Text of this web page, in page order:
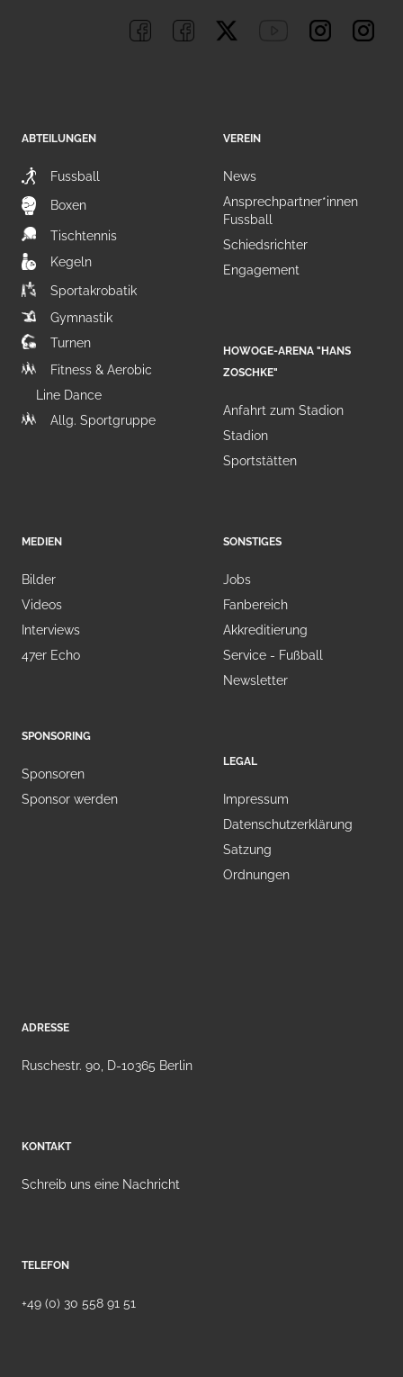
ABTEILUNGEN
Fussball
Boxen
Tischtennis
Kegeln
Sportakrobatik
Gymnastik
Turnen
Fitness & Aerobic
Line Dance
Allg. Sportgruppe
VEREIN
News
Ansprechpartner*innen
Fussball
Schiedsrichter
Engagement
HOWOGE-ARENA "HANS
ZOSCHKE"
Anfahrt zum Stadion
Stadion
Sportstätten
MEDIEN
Bilder
Videos
Interviews
47er Echo
SPONSORING
Sponsoren
Sponsor werden
SONSTIGES
Jobs
Fanbereich
Akkreditierung
Service - Fußball
Newsletter
LEGAL
Impressum
Datenschutzerklärung
Satzung
Ordnungen
ADRESSE
Ruschestr. 90, D-10365 Berlin
KONTAKT
Schreib uns eine Nachricht
TELEFON
+49 (0) 30 558 91 51